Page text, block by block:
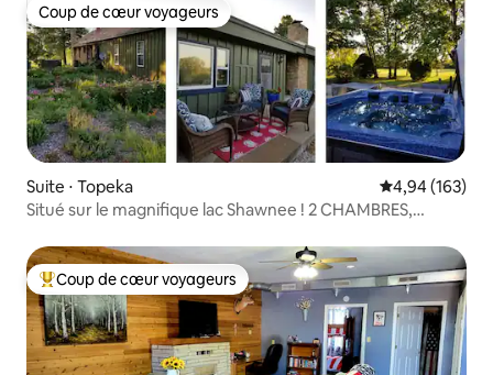
Coup de cœur voyageurs
Coup de cœur voyageurs
Suite ⋅ Topeka Évaluation
4,94 (163)
Situé sur le magnifique lac Shawnee ! 2 CHAMBRES,
Coups de cœur voyageurs les plus appréciés
Coup de cœur voyageurs